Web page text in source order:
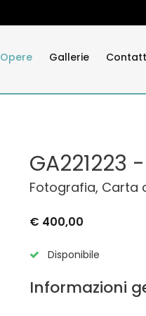
Opere Gallerie
GA221223
Fotografia, Carta
€ 400,00
Disponibile
Informazioni